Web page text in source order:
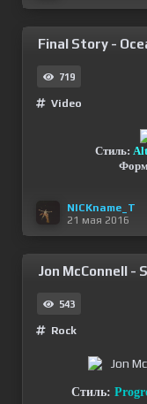
Final Story -
719
Video
Стиль:
NICKname_T
21 мая 2016
Jon McConnell -
543
Rock
Стиль: